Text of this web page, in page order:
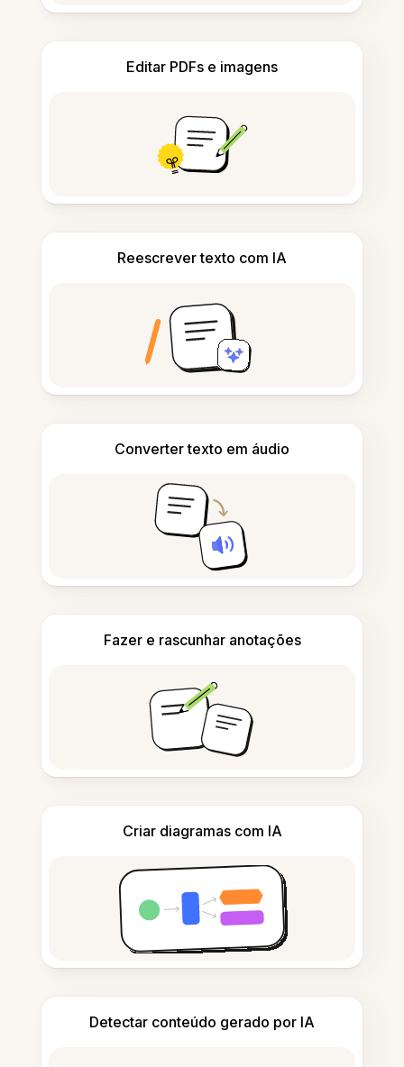
Editar PDFs e imagens
Reescrever texto com IA
Converter texto em áudio
Fazer e rascunhar anotações
Criar diagramas com IA
Detectar conteúdo gerado por IA